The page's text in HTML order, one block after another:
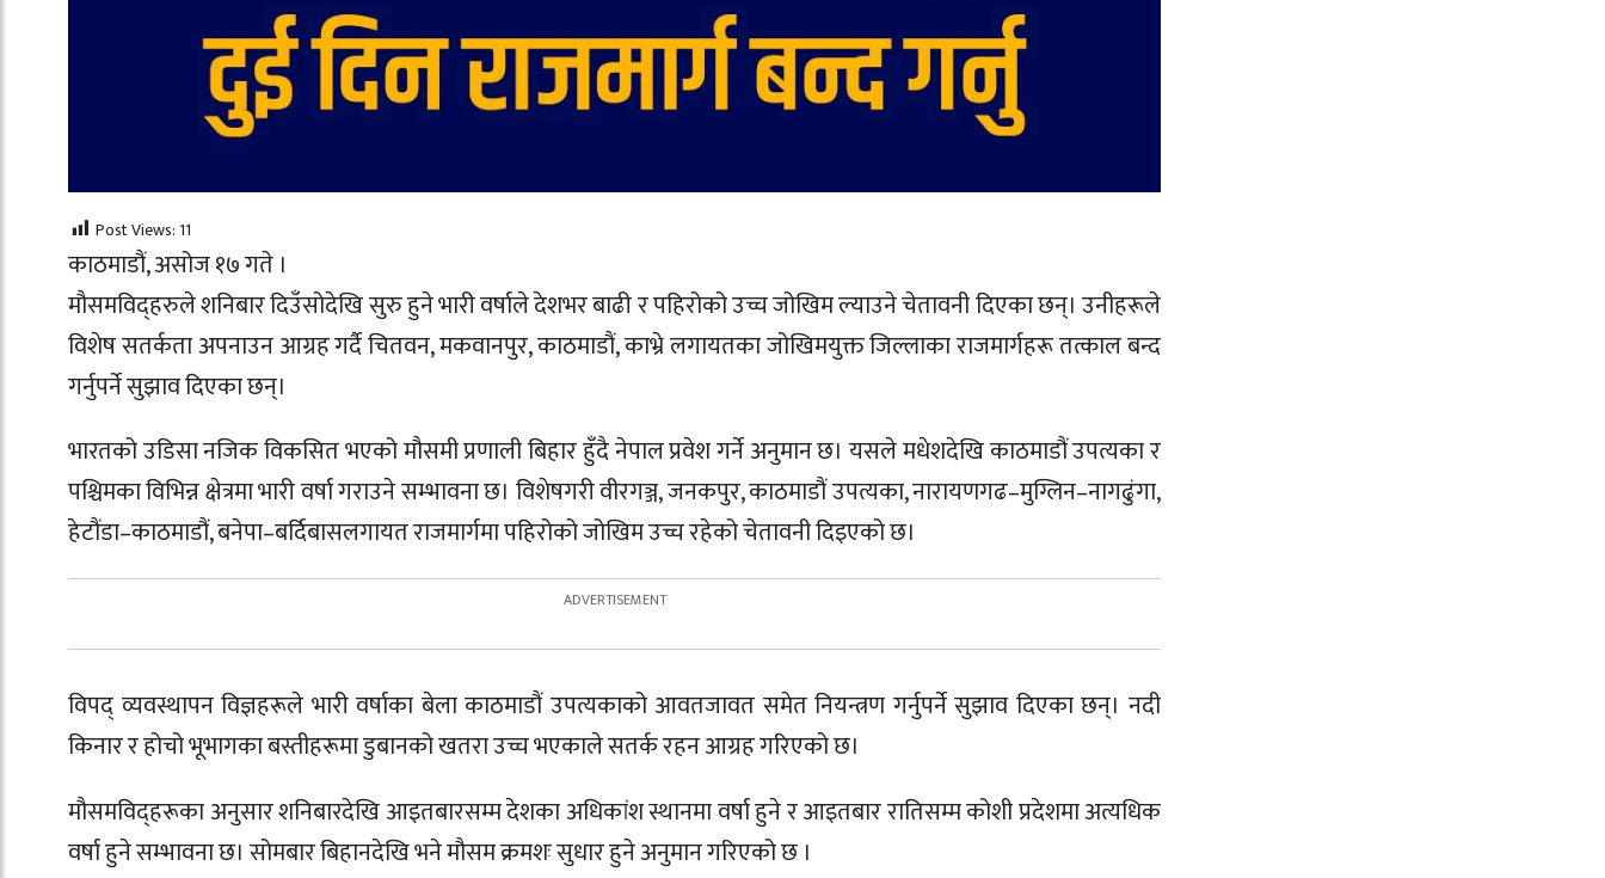
Post Views: 11
काठमाडौं, असोज १७ गते ।
मौसमविद्हरुले शनिबार दिउँसोदेखि सुरु हुने भारी वर्षाले देशभर बाढी र पहिरोको उच्च जोखिम ल्याउने चेतावनी दिएका छन्। उनीहरूले
विशेष सतर्कता अपनाउन आग्रह गर्दै चितवन, मकवानपुर, काठमाडौं, काभ्रे लगायतका जोखिमयुक्त जिल्लाका राजमार्गहरू तत्काल बन्द
गर्नुपर्ने सुझाव दिएका छन्।
भारतको उडिसा नजिक विकसित भएको मौसमी प्रणाली बिहार हुँदै नेपाल प्रवेश गर्ने अनुमान छ। यसले मधेशदेखि काठमाडौं उपत्यका र
पश्चिमका विभिन्न क्षेत्रमा भारी वर्षा गराउने सम्भावना छ। विशेषगरी वीरगञ्ज, जनकपुर, काठमाडौं उपत्यका, नारायणगढ–मुग्लिन–नागढुंगा,
हेटौंडा–काठमाडौं, बनेपा–बर्दिबासलगायत राजमार्गमा पहिरोको जोखिम उच्च रहेको चेतावनी दिइएको छ।
विपद् व्यवस्थापन विज्ञहरूले भारी वर्षाका बेला काठमाडौं उपत्यकाको आवतजावत समेत नियन्त्रण गर्नुपर्ने सुझाव दिएका छन्। नदी
किनार र होचो भूभागका बस्तीहरूमा डुबानको खतरा उच्च भएकाले सतर्क रहन आग्रह गरिएको छ।
मौसमविद्हरूका अनुसार शनिबारदेखि आइतबारसम्म देशका अधिकांश स्थानमा वर्षा हुने र आइतबार रातिसम्म कोशी प्रदेशमा अत्यधिक
वर्षा हुने सम्भावना छ। सोमबार बिहानदेखि भने मौसम क्रमशः सुधार हुने अनुमान गरिएको छ ।